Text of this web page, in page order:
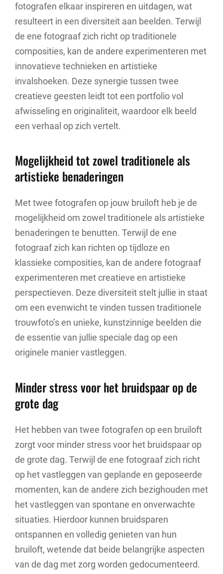
fotografen elkaar inspireren en uitdagen, wat
resulteert in een diversiteit aan beelden. Terwijl
de ene fotograaf zich richt op traditionele
composities, kan de andere experimenteren met
innovatieve technieken en artistieke
invalshoeken. Deze synergie tussen twee
creatieve geesten leidt tot een portfolio vol
afwisseling en originaliteit, waardoor elk beeld
een verhaal op zich vertelt.
Mogelijkheid tot zowel traditionele als
artistieke benaderingen
Met twee fotografen op jouw bruiloft heb je de
mogelijkheid om zowel traditionele als artistieke
benaderingen te benutten. Terwijl de ene
fotograaf zich kan richten op tijdloze en
klassieke composities, kan de andere fotograaf
experimenteren met creatieve en artistieke
perspectieven. Deze diversiteit stelt jullie in staat
om een evenwicht te vinden tussen traditionele
trouwfoto’s en unieke, kunstzinnige beelden die
de essentie van jullie speciale dag op een
originele manier vastleggen.
Minder stress voor het bruidspaar op de
grote dag
Het hebben van twee fotografen op een bruiloft
zorgt voor minder stress voor het bruidspaar op
de grote dag. Terwijl de ene fotograaf zich richt
op het vastleggen van geplande en geposeerde
momenten, kan de andere zich bezighouden met
het vastleggen van spontane en onverwachte
situaties. Hierdoor kunnen bruidsparen
ontspannen en volledig genieten van hun
bruiloft, wetende dat beide belangrijke aspecten
van de dag met zorg worden gedocumenteerd.